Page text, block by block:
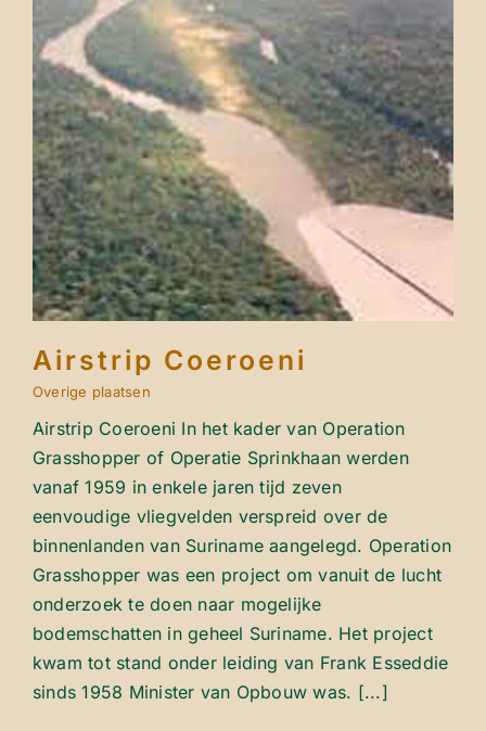
Airstrip Coeroeni
Overige plaatsen
Airstrip Coeroeni
Overige plaatsen
Airstrip Coeroeni In het kader van Operation
Grasshopper of Operatie Sprinkhaan werden
vanaf 1959 in enkele jaren tijd zeven
eenvoudige vliegvelden verspreid over de
binnenlanden van Suriname aangelegd. Operation
Grasshopper was een project om vanuit de lucht
onderzoek te doen naar mogelijke
bodemschatten in geheel Suriname. Het project
kwam tot stand onder leiding van Frank Esseddie
sinds 1958 Minister van Opbouw was. [...]